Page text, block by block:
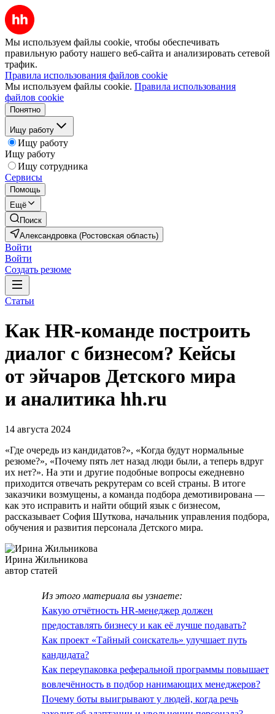
Мы используем файлы cookie, чтобы обеспечивать
правильную работу нашего веб-сайта и анализировать сетевой
трафик.
Правила использования файлов cookie
Мы используем файлы cookie. Правила использования
файлов cookie
Понятно
Ищу работу
Ищу работу
Ищу работу
Ищу сотрудника
Сервисы
Помощь
Ещё
Поиск
Александровка (Ростовская область)
Войти
Войти
Создать резюме
Статьи
Как HR-команде построить
диалог с бизнесом? Кейсы
от эйчаров Детского мира
и аналитика hh.ru
14 августа 2024
«Где очередь из кандидатов?», «Когда будут нормальные
резюме?», «Почему пять лет назад люди были, а теперь вдруг
их нет?». На эти и другие подобные вопросы ежедневно
приходится отвечать рекрутерам со всей страны. В итоге
заказчики возмущены, а команда подбора демотивирована —
как это исправить и найти общий язык с бизнесом,
рассказывает София Шуткова, начальник управления подбора,
обучения и развития персонала Детского мира.
Ирина Жильникова
автор статей
Из этого материала вы узнаете:
Какую отчётность HR-менеджер должен
предоставлять бизнесу и как её лучше подавать?
Как проект «Тайный соискатель» улучшает путь
кандидата?
Как переупаковка реферальной программы повышает
вовлечённость в подбор нанимающих менеджеров?
Почему боты выигрывают у людей, когда речь